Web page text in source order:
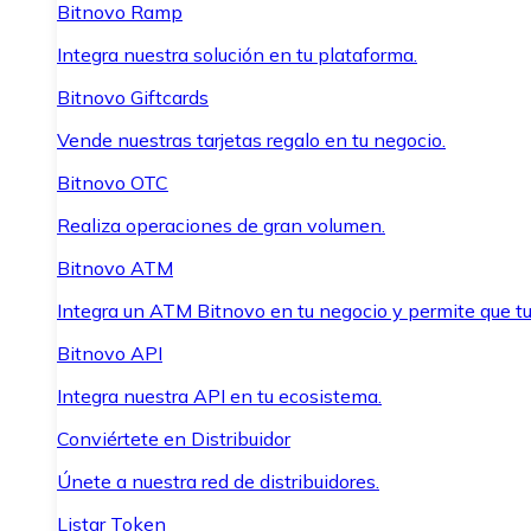
Bitnovo Ramp
Integra nuestra solución en tu plataforma.
Bitnovo Giftcards
Vende nuestras tarjetas regalo en tu negocio.
Bitnovo OTC
Realiza operaciones de gran volumen.
Bitnovo ATM
Integra un ATM Bitnovo en tu negocio y permite que
Bitnovo API
Integra nuestra API en tu ecosistema.
Conviértete en Distribuidor
Únete a nuestra red de distribuidores.
Listar Token